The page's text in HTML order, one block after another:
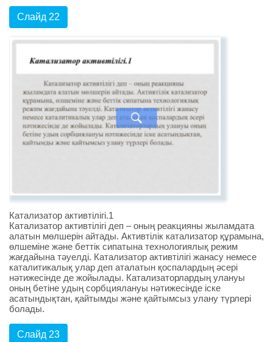
Слайд 22
Катализатор активтілігі.1
Катализатор активтілігі деп – оның реакцияны жыламдата
алатын мөлшерін айтады. Активтілік катализатор құрамына,
өлшеміне және беттік сипатына технологиялық режим
жағдайына тәуелді. Катализатор активтілігі жанасу немесе
каталитикалық улар деп аталатын қоспалардың әсері
нәтижесінде де жойылады. Катализаторлардың улануы
оның бетіне удың сорбциялануы нәтижесінде іске
асатындықтан, қайтымды және қайтымсыз улану түрлері
болады.
Слайд 23